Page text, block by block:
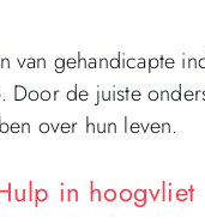
van gehandicapte
Door de juiste
over hun leven.
in hoogvliet